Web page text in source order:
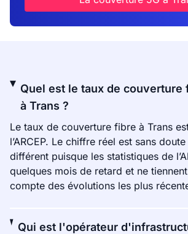
Quel est le taux de couverture
à Trans ?
Le taux de couverture fibre à Trans
l’ARCEP. Le chiffre réel est sans
différent puisque les statistiques de
quelques mois de retard et ne
compte des évolutions les plus
Qui est l'opérateur